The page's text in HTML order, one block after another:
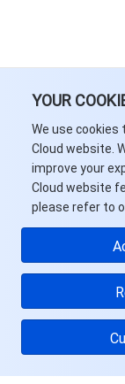
YOUR
We use
Cloud website.
improve your
Cloud website
please refer to